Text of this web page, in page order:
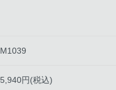
M1039
5,940円(税込)